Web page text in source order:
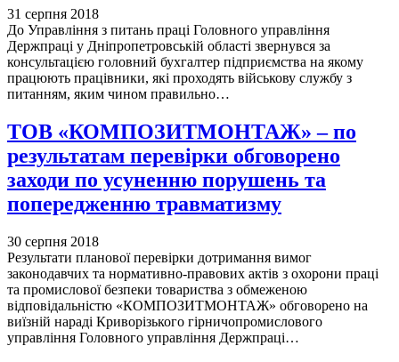
31 серпня 2018
До Управління з питань праці Головного управління
Держпраці у Дніпропетровській області звернувся за
консультацією головний бухгалтер підприємства на якому
працюють працівники, які проходять військову службу з
питанням, яким чином правильно…
ТОВ «КОМПОЗИТМОНТАЖ» – по
результатам перевірки обговорено
заходи по усуненню порушень та
попередженню травматизму
30 серпня 2018
Результати планової перевірки дотримання вимог
законодавчих та нормативно-правових актів з охорони праці
та промислової безпеки товариства з обмеженою
відповідальністю «КОМПОЗИТМОНТАЖ» обговорено на
виїзній нараді Криворізького гірничопромислового
управління Головного управління Держпраці…